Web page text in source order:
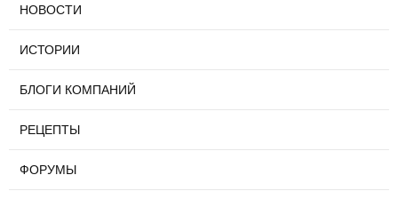
НОВОСТИ
ИСТОРИИ
БЛОГИ КОМПАНИЙ
РЕЦЕПТЫ
ФОРУМЫ